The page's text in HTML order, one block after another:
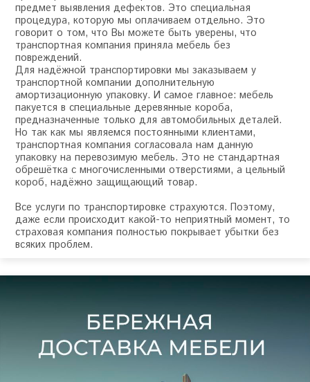
предмет выявления дефектов. Это специальная
процедура, которую мы оплачиваем отдельно. Это
говорит о том, что Вы можете быть уверены, что
транспортная компания приняла мебель без
повреждений.
Для надёжной транспортировки мы заказываем у
транспортной компании дополнительную
амортизационную упаковку. И самое главное: мебель
пакуется в специальные деревянные короба,
предназначенные только для автомобильных деталей.
Но так как мы являемся постоянными клиентами,
транспортная компания согласовала нам данную
упаковку на перевозимую мебель. Это не стандартная
обрешётка с многочисленными отверстиями, а цельный
короб, надёжно защищающий товар.
Все услуги по транспортировке страхуются. Поэтому,
даже если происходит какой-то неприятный момент, то
страховая компания полностью покрывает убытки без
всяких проблем.